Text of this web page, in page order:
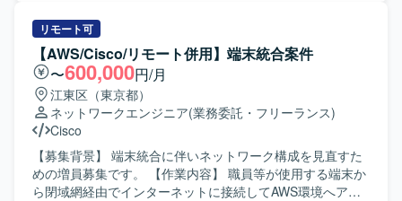
ットワークエンジニアとしてのスキルを総合的に高めてい
ただけます。 複数ベンダー機器を扱う環境での設計・構築
経験を積むことができ、将来的なリーダーポジションを目
指す方にも適したポジションです。 【開発環境】 Cisco
L2/L3スイッチ、Aruba L2/L3スイッチ、VPN機器、
FortiGateやPaloaltoなどのネットワーク機器を中心とした
環境です。
築を行っていただきます。 RADIUS / LDAPを用いたユーザ
ー・端末認証基盤の設計・構築を実施していただきます。
安全な無線LAN（Wi-Fi）環境の設計・構築および電波・ア
クセス制御の検討・実装を行っていただきます。 Linux /
Windowsサーバー上でのログ調査、証明書設定、認証連携
に伴う各種設定・検証作業を担当していただきます。 プロ
ジェクトに伴う設計書、パラメータシート、テスト仕様書
などの技術ドキュメントを作成していただきます。 【求め
る人物像】 認証や証明書、ネットワークポリシー制御に強
みを持ち、高い専門性を活かして主体的に設計・構築をリ
リモート可
【AWS/Cisco/リモート併用】端末統合案件
〜600,000円/月
江東区（東京都）
ネットワークエンジニア(業務委託・フリーランス)
Cisco
【募集背景】 端末統合に伴いネットワーク構成を見直すた
めの増員募集です。 【作業内容】 職員等が使用する端末か
ら閉域網経由でインターネットに接続してAWS環境へアク